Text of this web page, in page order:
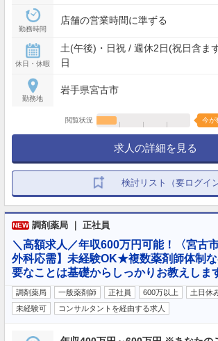
勤務時間
店舗の営業時間に準ずる
休日・休暇
土(午後)・日祝 / 週休2日(祝日含ま
日
勤務地
岩手県宮古市
閲覧状況 今が
求人の詳細を見る
検討リスト（要ログイン
NEW 調剤薬局 ｜ 正社員
＼高額求人／年収600万円可能！〈宮古
外科応需】未経験OK★複数薬剤師体制
要なことは基礎からしっかりお教えしま
調剤薬局 一般薬剤師 正社員 600万以上 土日休
未経験可
コンサルタントを経由する求人